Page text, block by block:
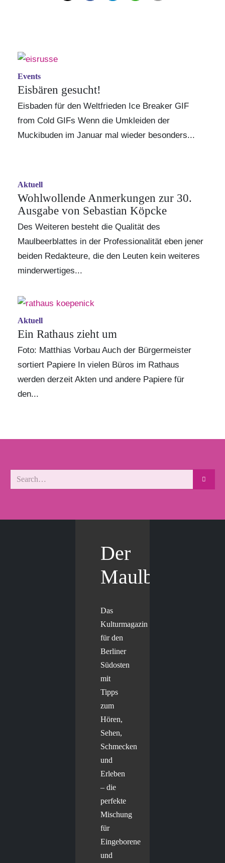
Events
Eisbären gesucht!
Eisbaden für den Weltfrieden Ice Breaker GIF
from Cold GIFs Wenn die Umkleiden der
Muckibuden im Januar mal wieder besonders...
Aktuell
Wohlwollende Anmerkungen zur 30.
Ausgabe von Sebastian Köpcke
Des Weiteren besteht die Qualität des
Maulbeerblattes in der Professionalität eben jener
beiden Redakteure, die den Leuten kein weiteres
minderwertiges...
Aktuell
Ein Rathaus zieht um
Foto: Matthias Vorbau Auch der Bürgermeister
sortiert Papiere In vielen Büros im Rathaus
werden derzeit Akten und andere Papiere für
den...
Der
Maulbär
Das
Kulturmagazin
für den
Berliner
Südosten
mit
Tipps
zum
Hören,
Sehen,
Schmecken
und
Erleben
– die
perfekte
Mischung
für
Eingeborene
und